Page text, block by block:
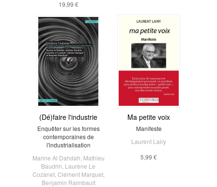
19,99 €
(Dé)faire l'industrie
Enquêter sur les formes
contemporaines de
l'industrialisation
Marine Al Dahdah Mathieu
Baudrin Laurène Le
Cozanet, Clément Marquet,
Benjamin Raimbault
Ma petite voix
Manifeste
Laurent Lairy
5,99 €